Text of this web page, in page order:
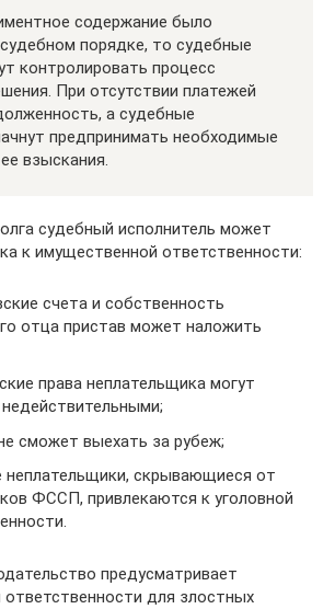
содержание было
порядке, то судебные
контролировать процесс
При отсутствии платежей
а судебные
предпринимать необходимые
взыскания.
судебный исполнитель может
к имущественной ответственности:
счета и собственность
отца пристав может наложить
права неплательщика могут
сможет выехать за рубеж;
неплательщики, скрывающиеся от
ФССП, привлекаются к уголовной
предусматривает
для злостных